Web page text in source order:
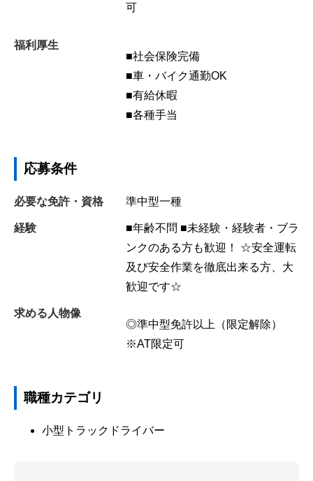
可
福利厚生
■社会保険完備
■車・バイク通勤OK
■有給休暇
■各種手当
応募条件
必要な免許・資格 準中型一種
経験
■年齢不問 ■未経験・経験者・ブラ
ンクのある方も歓迎！ ☆安全運転
及び安全作業を徹底出来る方、大
歓迎です☆
求める人物像
◎準中型免許以上（限定解除）
※AT限定可
職種カテゴリ
小型トラックドライバー